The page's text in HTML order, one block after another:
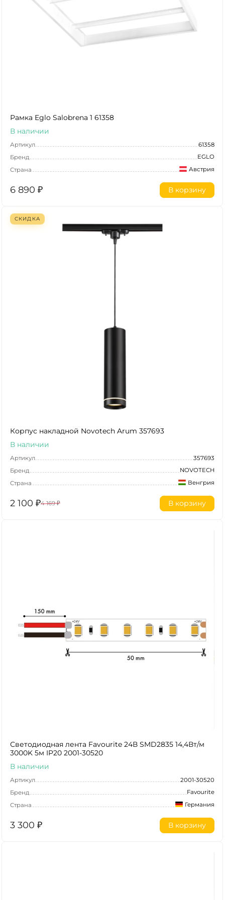
Рамка Eglo Salobrena 1 61358
В наличии
Артикул
61358
Бренд
EGLO
Страна
Австрия
6 890 ₽ В корзину
СКИДКА
Корпус накладной Novotech Arum 357693
В наличии
Артикул
357693
Бренд
NOVOTECH
Страна
Венгрия
2 100 ₽4 169 ₽ В корзину
Светодиодная лента Favourite 24В SMD2835 14,4Вт/м
3000K 5м IP20 2001-30520
В наличии
Артикул
2001-30520
Бренд
Favourite
Страна
Германия
3 300 ₽ В корзину